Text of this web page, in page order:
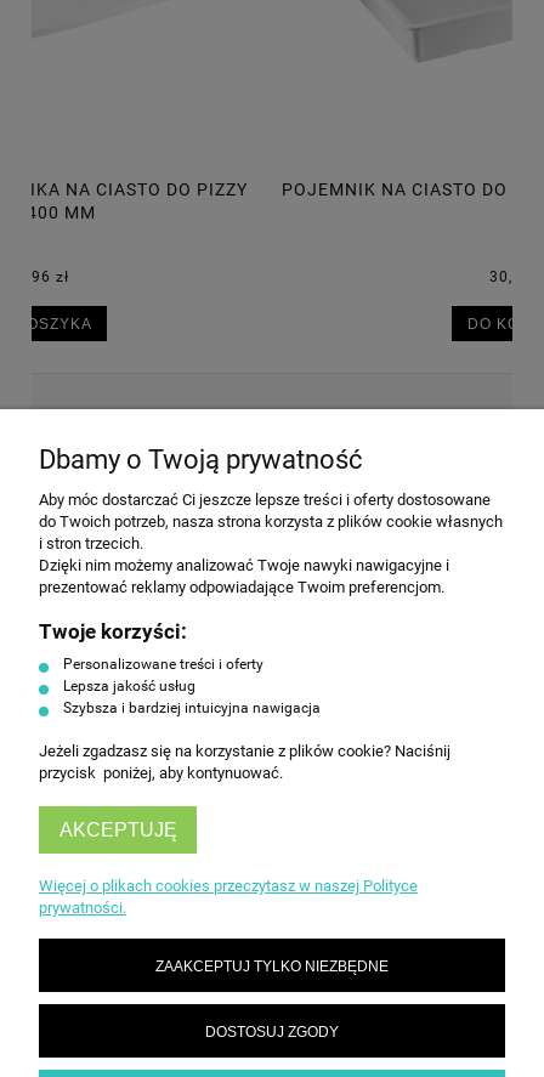
POJEMNIK NA CIASTO DO PIZZY 600X400X75 MM, 14L
Wyrażam zgodę na przesyłanie informacji
handlowej na poniższy adres email. Więcej w
ZAPISZ SIĘ
Dbamy o Twoją prywatność
Aby móc dostarczać Ci jeszcze lepsze treści i oferty dostosowane
do Twoich potrzeb, nasza strona korzysta z plików cookie własnych
i stron trzecich.
Dzięki nim możemy analizować Twoje nawyki nawigacyjne i
prezentować reklamy odpowiadające Twoim preferencjom.
Twoje korzyści:
Personalizowane treści i oferty
Lepsza jakość usług
Szybsza i bardziej intuicyjna nawigacja
Jeżeli zgadzasz się na korzystanie z plików cookie? Naciśnij
przycisk poniżej, aby kontynuować.
AKCEPTUJĘ
Więcej o plikach cookies przeczytasz w naszej Polityce
prywatności.
ZAAKCEPTUJ TYLKO NIEZBĘDNE
DOSTOSUJ ZGODY